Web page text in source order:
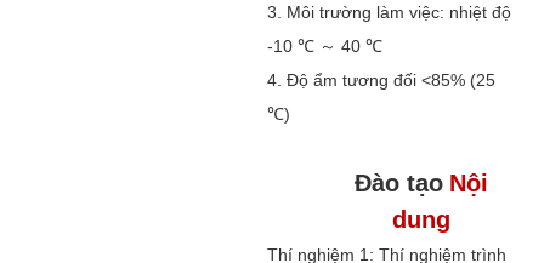
3. Môi trường làm việc: nhiệt độ
-10 ℃ ～ 40 ℃
4. Độ ẩm tương đối <85% (25
℃)
Đào tạo Nội
dung
Thí nghiệm 1: Thí nghiệm trình